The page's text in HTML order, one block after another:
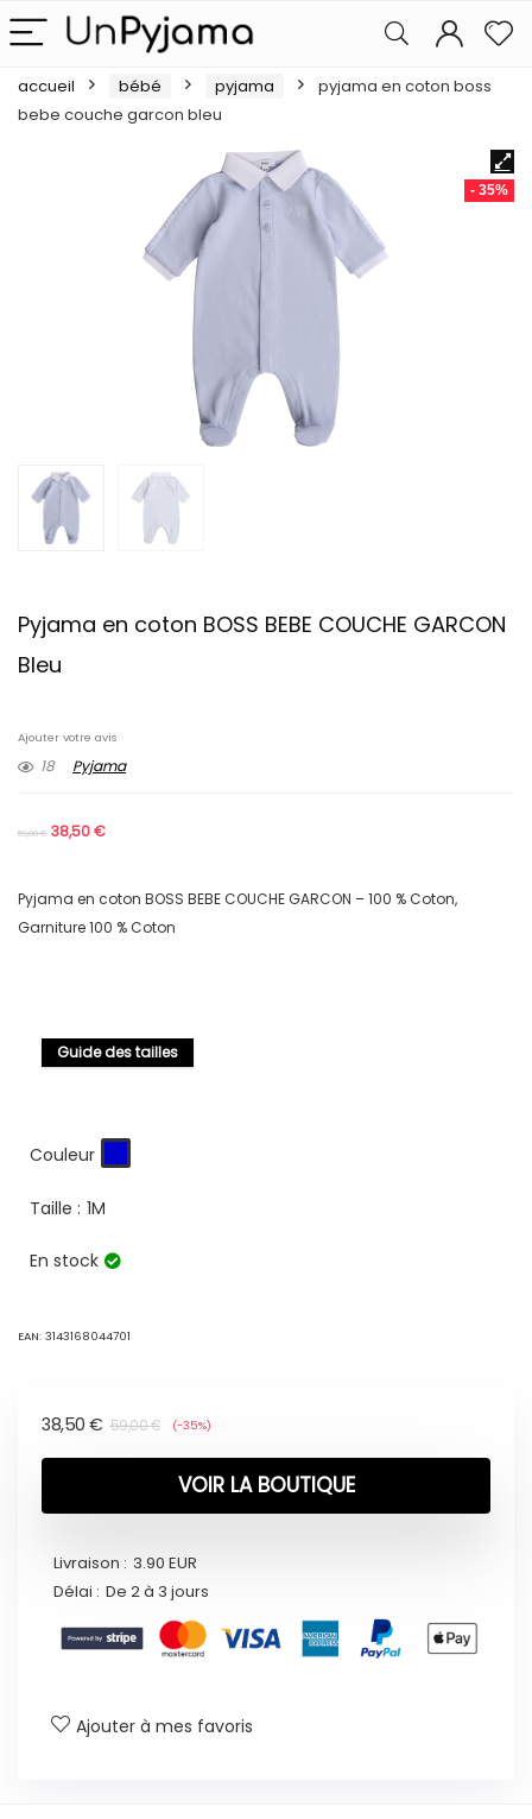
accueil bébé pyjama
pyjama en coton boss
bebe couche garcon bleu
- 35%
Pyjama en coton BOSS BEBE COUCHE GARCON
Bleu
Ajouter votre avis
18 Pyjama
59,00€ 38,50€
Pyjama en coton BOSS BEBE COUCHE GARCON – 100 % Coton,
Garniture 100 % Coton
Guide des tailles
Couleur
Taille : 1M
En stock
EAN: 3143168044701
59,00€
38,50 € (-35%)
VOIR LA BOUTIQUE
Livraison : 3.90 EUR
Délai : De 2 à 3 jours
Ajouter à mes favoris